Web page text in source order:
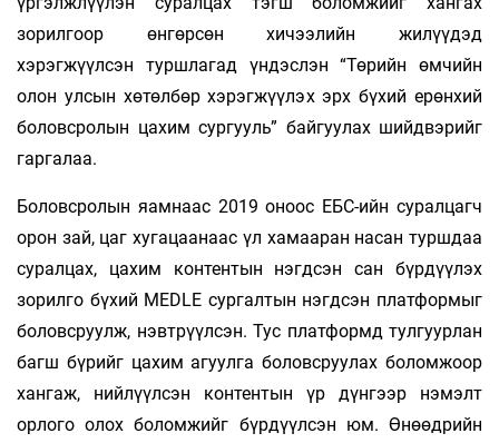
зорилгоор өнгөрсөн хичээлийн жилүүдэд
хэрэгжүүлсэн туршлагад үндэслэн “Төрийн өмчийн
олон улсын хөтөлбөр хэрэгжүүлэх эрх бүхий ерөнхий
боловсролын цахим сургууль” байгуулах шийдвэрийг
гаргалаа.
Боловсролын яамнаас 2019 оноос ЕБС-ийн суралцагч
орон зай, цаг хугацаанаас үл хамааран насан туршдаа
суралцах, цахим контентын нэгдсэн сан бүрдүүлэх
зорилго бүхий MEDLE сургалтын нэгдсэн платформыг
боловсруулж, нэвтрүүлсэн. Тус платформд тулгуурлан
багш бүрийг цахим агуулга боловсруулах боломжоор
хангаж, нийлүүлсэн контентын үр дүнгээр нэмэлт
орлого олох боломжийг бүрдүүлсэн юм. Өнөөдрийн